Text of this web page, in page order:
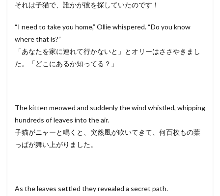
それは子猫で、誰かが彼を探していたのです！
“I need to take you home,” Ollie whispered. “Do you know
where that is?”
「あなたを家に連れて行かないと」とオリーはささやきまし
た。「どこにあるか知ってる？」
The kitten meowed and suddenly the wind whistled, whipping
hundreds of leaves into the air.
子猫がニャーと鳴くと、突然風が吹いてきて、何百枚もの葉
っぱが舞い上がりました。
As the leaves settled they revealed a secret path.